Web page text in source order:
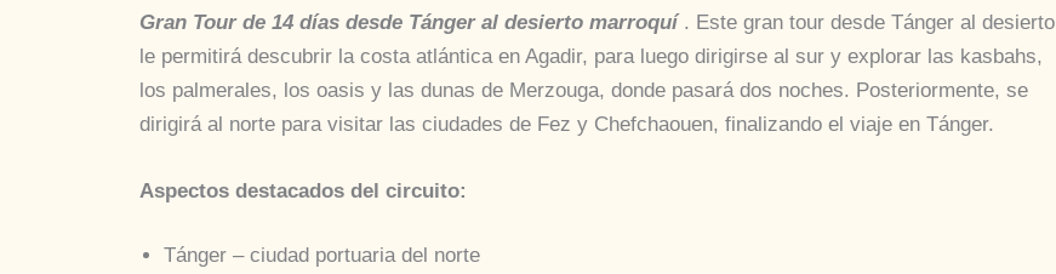
Gran Tour de 14 días desde Tánger al desierto marroquí. Este gran tour desde Tánger al desierto
le permitirá descubrir la costa atlántica en Agadir, para luego dirigirse al sur y explorar las kasbahs,
los palmerales, los oasis y las dunas de Merzouga, donde pasará dos noches. Posteriormente, se
dirigirá al norte para visitar las ciudades de Fez y Chefchaouen, finalizando el viaje en Tánger.
Aspectos destacados del circuito:
Tánger – ciudad portuaria del norte